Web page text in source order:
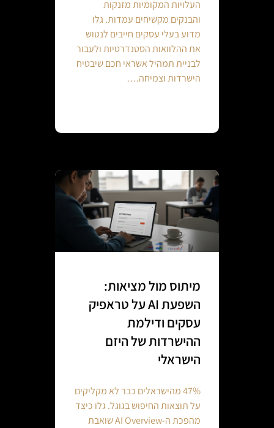
העלויות המקומיות מזנקות
והבנקים מקשיחים עמדות. גלו
מדוע בעלי עסקים חייבים לנטוש
את ההלוואות הסטנדרטיות ולעבור
לבניית תמהיל אשראי חכם שיבטיח
הישרדות וצמיחה.…
מיתוס מול מציאות:
השפעת AI על טראפיק
עסקים ודילמת
ההישרדות של היזם
הישראלי
47% מהישראלים כבר לא מקליקים
על תוצאות החיפוש בגוגל. גלו כיצד
מהפכת ה-AI Overview שואבת